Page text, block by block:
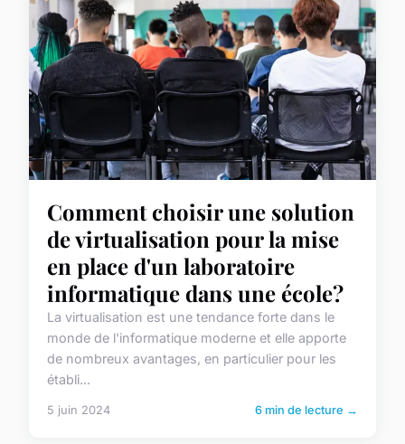
Comment choisir une solution
de virtualisation pour la mise
en place d'un laboratoire
informatique dans une école?
La virtualisation est une tendance forte dans le
monde de l'informatique moderne et elle apporte
de nombreux avantages, en particulier pour les
établi...
5 juin 2024 6 min de lecture →